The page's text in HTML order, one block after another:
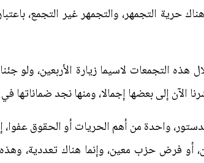
حرية التجمهر، والتجمهر غير التجمع،
التجمعات لاسيما زيارة الأربعين، ولو جئنا
إلى بعضها إجمالا، ومنها نجد ضماناتها في
واحدة من أهم الحريات أو الحقوق عفوا،
فرض حزب معين، وإنما هناك تعددية، وهذه